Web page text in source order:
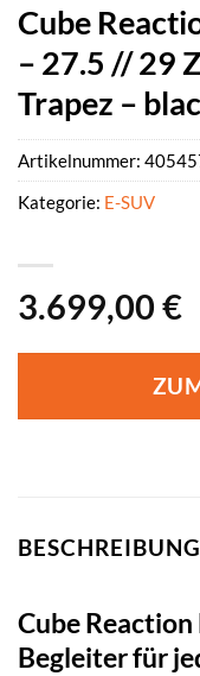
Cube
– 27.5 // 29
Trapez –
3.699,00 €
Artikelnummer:
Kategorie: E-SUV
BESCHREIBUNG
Cube
Begleiter für